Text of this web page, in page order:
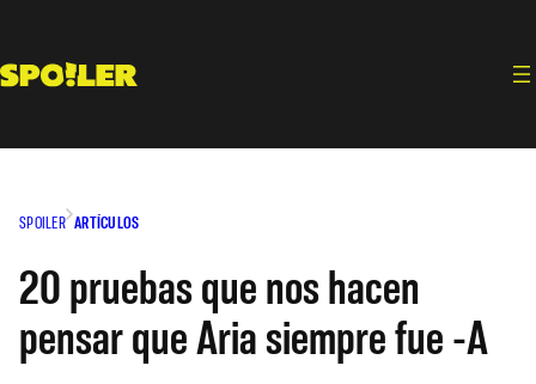
contenido
SPOILER ARTÍCULOS
20 pruebas que nos hacen
pensar que Aria siempre fue -A